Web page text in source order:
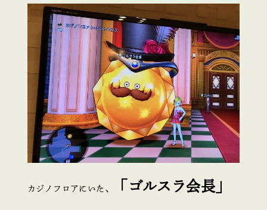
カジノフロアにいた、 「ゴルスラ会長」